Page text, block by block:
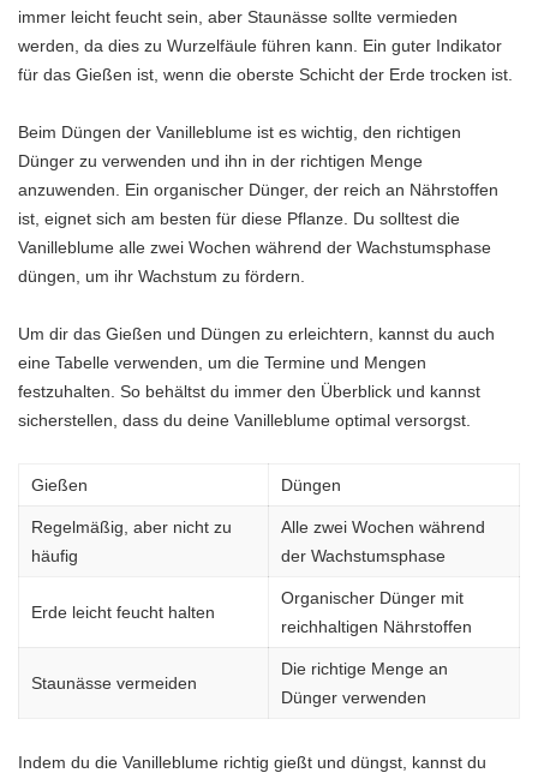
immer leicht feucht sein, aber Staunässe sollte vermieden
werden, da dies zu Wurzelfäule führen kann. Ein guter Indikator
für das Gießen ist, wenn die oberste Schicht der Erde trocken ist.
Beim Düngen der Vanilleblume ist es wichtig, den richtigen
Dünger zu verwenden und ihn in der richtigen Menge
anzuwenden. Ein organischer Dünger, der reich an Nährstoffen
ist, eignet sich am besten für diese Pflanze. Du solltest die
Vanilleblume alle zwei Wochen während der Wachstumsphase
düngen, um ihr Wachstum zu fördern.
Um dir das Gießen und Düngen zu erleichtern, kannst du auch
eine Tabelle verwenden, um die Termine und Mengen
festzuhalten. So behältst du immer den Überblick und kannst
sicherstellen, dass du deine Vanilleblume optimal versorgst.
Gießen Düngen
Regelmäßig, aber nicht zu
häufig
Alle zwei Wochen während
der Wachstumsphase
Erde leicht feucht halten
Organischer Dünger mit
reichhaltigen Nährstoffen
Staunässe vermeiden
Die richtige Menge an
Dünger verwenden
Indem du die Vanilleblume richtig gießt und düngst, kannst du